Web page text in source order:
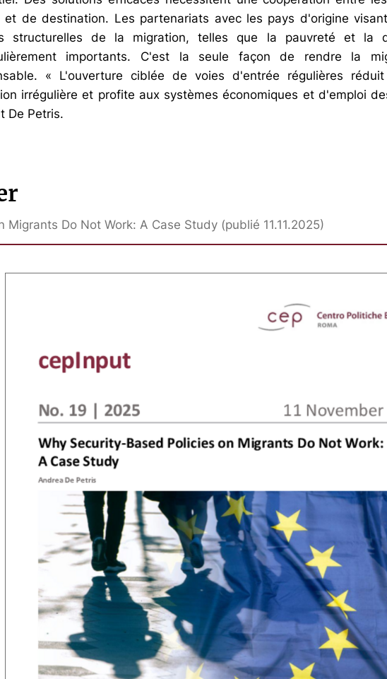
et de destination. Les partenariats avec les pays d'origine
structurelles de la migration, telles que la pauvreté et la
importants. C'est la seule façon de rendre la
« L'ouverture ciblée de voies d'entrée régulières
irrégulière et profite aux systèmes économiques et d'emploi
De Petris.
Do Not Work: A Case Study (publié 11.11.2025)